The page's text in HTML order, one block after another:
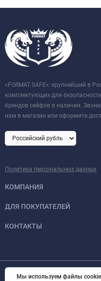
«FORMAT SAFE»: крупнейший в
комплектующих для
брендов сейфов в наличии.
нам в магазин или оформите
Политика персональных данных
КОМПАНИЯ
ДЛЯ ПОКУПАТЕЛЕЙ
КОНТАКТЫ
Мы используем файлы